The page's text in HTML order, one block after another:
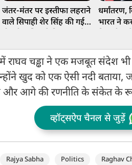
जंतर-मंतर पर इस्तीफा लहराने
वाले सिपाही शेर सिंह की गई
धर्मांतरण,
भारत ने
क्यों
राघव चड्ढा ने एक मजबूत संदेश भी
खुद को एक ऐसी नदी
और आगे की रणनीति के संकेत के
व्हॉट्सऐप चैनल से जुड़ें
Rajya Sabha Politics Raghav